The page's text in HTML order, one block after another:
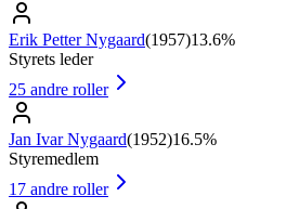
Erik Petter Nygaard(1957)13.6%
Styrets leder
25 andre roller
Jan Ivar Nygaard(1952)16.5%
Styremedlem
17 andre roller